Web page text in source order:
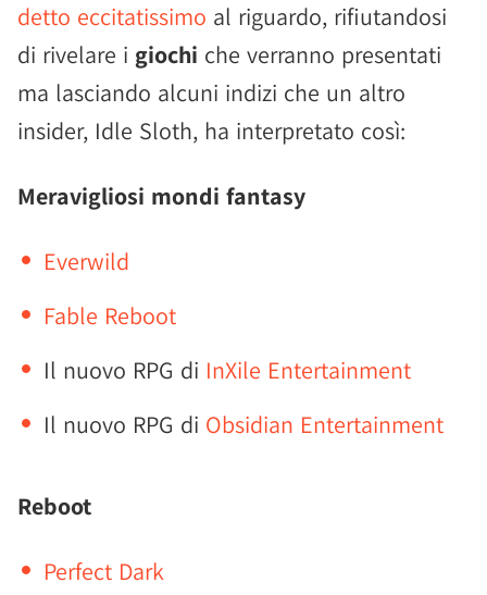
detto eccitatissimo al riguardo, rifiutandosi
di rivelare i giochi che verranno presentati
ma lasciando alcuni indizi che un altro
insider, Idle Sloth, ha interpretato così:
Meravigliosi mondi fantasy
Everwild
Fable Reboot
Il nuovo RPG di InXile Entertainment
Il nuovo RPG di Obsidian Entertainment
Reboot
Perfect Dark